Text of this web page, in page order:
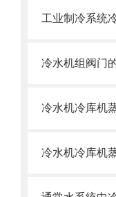
工业制冷系统
冷水机组阀门